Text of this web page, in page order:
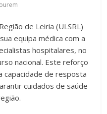
de Leiria (ULSRL)
equipa médica com a
hospitalares, no
nacional. Este reforço
capacidade de resposta
cuidados de saúde